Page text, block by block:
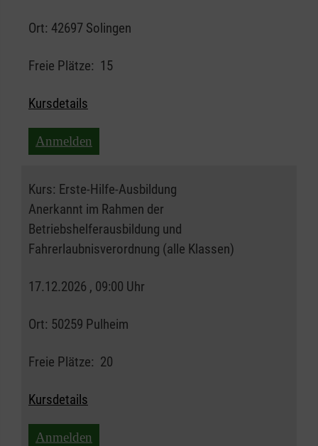
Ort: 42697 Solingen
Freie Plätze: 15
Kursdetails
Anmelden
Kurs: Erste-Hilfe-Ausbildung
Anerkannt im Rahmen der
Betriebshelferausbildung und
Fahrerlaubnisverordnung (alle Klassen)
17.12.2026 , 09:00 Uhr
Ort: 50259 Pulheim
Freie Plätze: 20
Kursdetails
Anmelden